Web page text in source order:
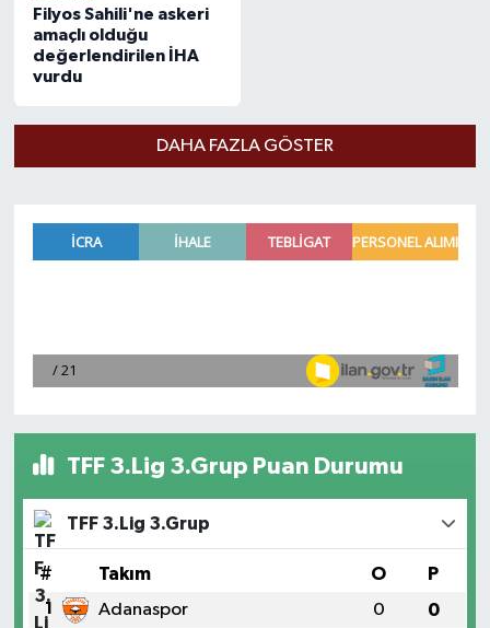
Filyos Sahili'ne askeri
amaçlı olduğu
değerlendirilen İHA
vurdu
DAHA FAZLA GÖSTER
TFF 3.Lig 3.Grup Puan Durumu
TFF 3.Lig 3.Grup
# Takım O P
1 Adanaspor 0 0